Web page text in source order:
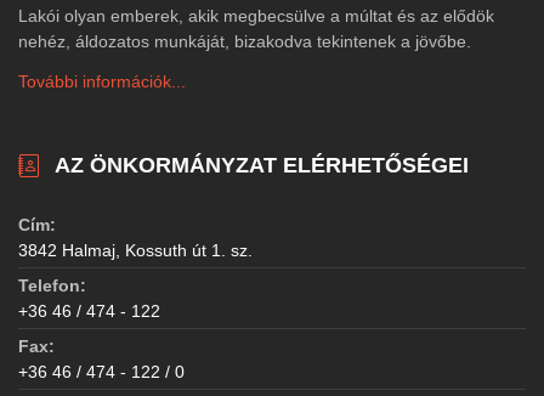
Lakói olyan emberek, akik megbecsülve a múltat és az elődök
nehéz, áldozatos munkáját, bizakodva tekintenek a jövőbe.
További információk...
AZ ÖNKORMÁNYZAT ELÉRHETŐSÉGEI
Cím:
3842 Halmaj, Kossuth út 1. sz.
Telefon:
+36 46 / 474 - 122
Fax:
+36 46 / 474 - 122 / 0